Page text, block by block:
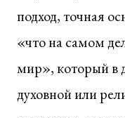
подход, точная
«что на самом
мир», который в
духовной или